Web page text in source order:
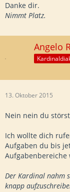
Danke dir.
Nimmt Platz.
Angelo
13. Oktober 2015
Nein nein du
Ich wollte dich
Aufgaben du bis
Aufgabenbereiche
Der Kardinal nahm
knapp